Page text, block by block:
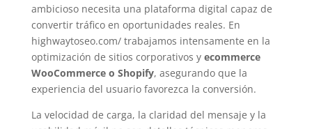
ambicioso necesita una plataforma digital capaz de
convertir tráfico en oportunidades reales. En
highwaytoseo.com/ trabajamos intensamente en la
optimización de sitios corporativos y ecommerce
WooCommerce o Shopify, asegurando que la
experiencia del usuario favorezca la conversión.
La velocidad de carga, la claridad del mensaje y la